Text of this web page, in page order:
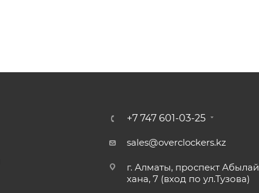
+7 747 601-03-25
sales@overclockers.kz
г. Алматы, проспект Абылай
хана, 7 (вход по ул.Тузова)